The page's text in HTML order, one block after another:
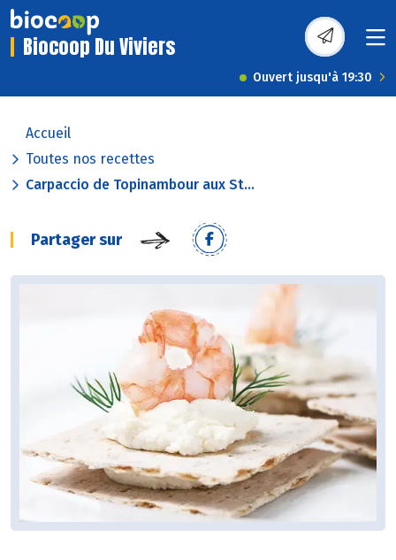
Biocoop Du Viviers
Ouvert jusqu'à 19:30
Accueil
Toutes nos recettes
Carpaccio de Topinambour aux St...
Partager sur